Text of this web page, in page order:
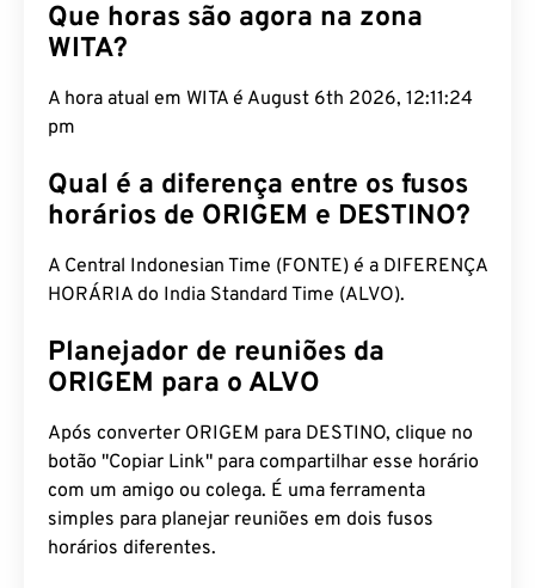
Que horas são agora na zona
WITA?
A hora atual em WITA é August 6th 2026, 12:11:25
pm
Qual é a diferença entre os fusos
horários de ORIGEM e DESTINO?
A Central Indonesian Time (FONTE) é a DIFERENÇA
HORÁRIA do India Standard Time (ALVO).
Planejador de reuniões da
ORIGEM para o ALVO
Após converter ORIGEM para DESTINO, clique no
botão "Copiar Link" para compartilhar esse horário
com um amigo ou colega. É uma ferramenta
simples para planejar reuniões em dois fusos
horários diferentes.